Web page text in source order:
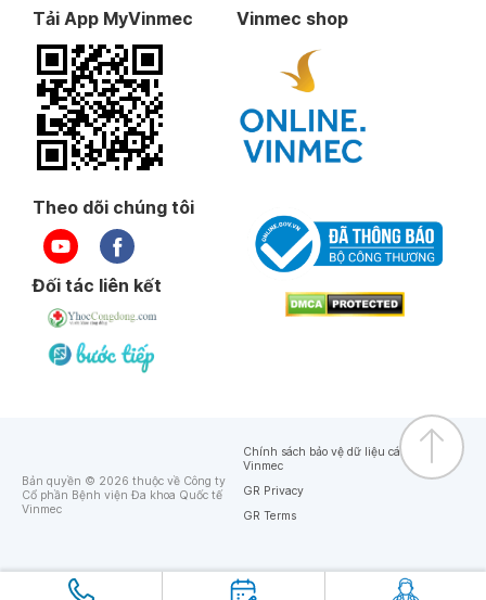
Tải App MyVinmec Vinmec shop
Theo dõi chúng tôi
Đối tác liên kết
Bản quyền © 2026 thuộc về Công ty
Cổ phần Bệnh viện Đa khoa Quốc tế
Vinmec
Chính sách bảo vệ dữ liệu cá nhân của
Vinmec
GR Privacy
GR Terms